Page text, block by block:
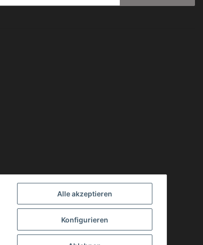
Alle akzeptieren
Konfigurieren